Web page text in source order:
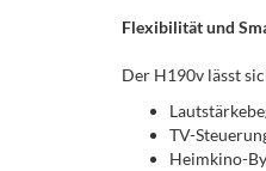
Flexibilität und
Der H190v lässt
TV-
Heimkino-